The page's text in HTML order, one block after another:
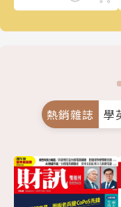
熱銷雜誌 學